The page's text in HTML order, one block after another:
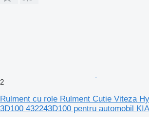
2
Rulment cu role Rulment Cutie Viteza
3D100 432243D100 pentru automobil